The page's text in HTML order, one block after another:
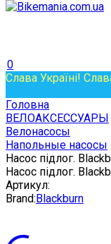
0
Слава Україні!
Головна
ВЕЛОАКСЕССУАРЫ
Велонасосы
Напольные насосы
Насос підлог.
Насос підлог.
Артикул:
Brand:Blackburn